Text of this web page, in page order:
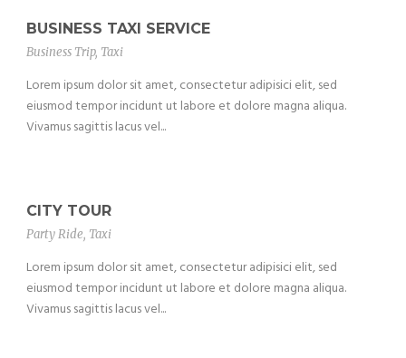
BUSINESS TAXI SERVICE
Business Trip, Taxi
Lorem ipsum dolor sit amet, consectetur adipisici elit, sed
eiusmod tempor incidunt ut labore et dolore magna aliqua.
Vivamus sagittis lacus vel...
CITY TOUR
Party Ride, Taxi
Lorem ipsum dolor sit amet, consectetur adipisici elit, sed
eiusmod tempor incidunt ut labore et dolore magna aliqua.
Vivamus sagittis lacus vel...